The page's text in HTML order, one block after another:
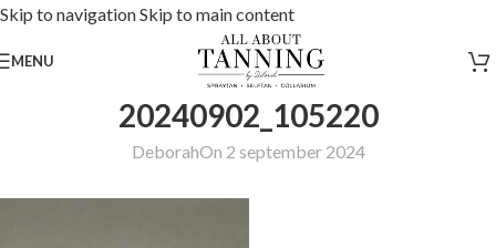
Skip to navigationSkip to main content
MENU
20240902_105220
DeborahOn 2 september 2024